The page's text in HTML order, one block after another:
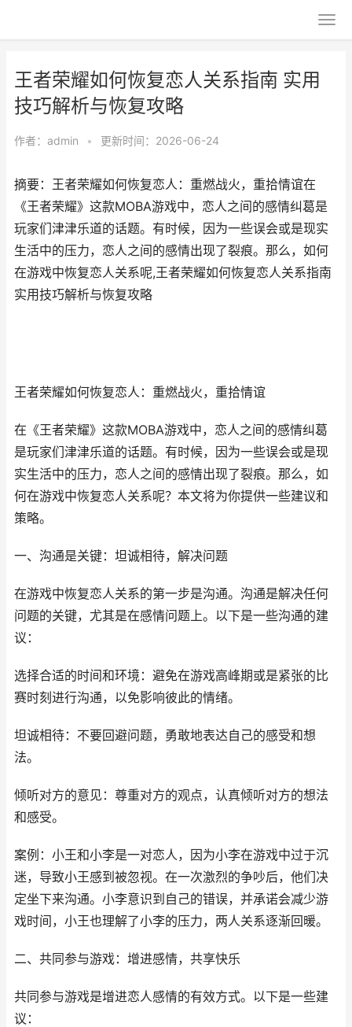
王者荣耀如何恢复恋人关系指南 实用
技巧解析与恢复攻略
作者： admin • 更新时间：2026-06-24
摘要：王者荣耀如何恢复恋人：重燃战火，重拾情谊在
《王者荣耀》这款MOBA游戏中，恋人之间的感情纠葛是
玩家们津津乐道的话题。有时候，因为一些误会或是现实
生活中的压力，恋人之间的感情出现了裂痕。那么，如何
在游戏中恢复恋人关系呢,王者荣耀如何恢复恋人关系指南
实用技巧解析与恢复攻略
王者荣耀如何恢复恋人：重燃战火，重拾情谊
在《王者荣耀》这款MOBA游戏中，恋人之间的感情纠葛
是玩家们津津乐道的话题。有时候，因为一些误会或是现
实生活中的压力，恋人之间的感情出现了裂痕。那么，如
何在游戏中恢复恋人关系呢？本文将为你提供一些建议和
策略。
一、沟通是关键：坦诚相待，解决问题
在游戏中恢复恋人关系的第一步是沟通。沟通是解决任何
问题的关键，尤其是在感情问题上。以下是一些沟通的建
议：
选择合适的时间和环境：避免在游戏高峰期或是紧张的比
赛时刻进行沟通，以免影响彼此的情绪。
坦诚相待：不要回避问题，勇敢地表达自己的感受和想
法。
倾听对方的意见：尊重对方的观点，认真倾听对方的想法
和感受。
案例：小王和小李是一对恋人，因为小李在游戏中过于沉
迷，导致小王感到被忽视。在一次激烈的争吵后，他们决
定坐下来沟通。小李意识到自己的错误，并承诺会减少游
戏时间，小王也理解了小李的压力，两人关系逐渐回暖。
二、共同参与游戏：增进感情，共享快乐
共同参与游戏是增进恋人感情的有效方式。以下是一些建
议：